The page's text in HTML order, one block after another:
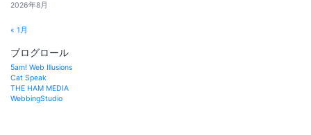
2026年8月
« 1月
ブログロール
5am! Web Illusions
Cat Speak
THE HAM MEDIA
WebbingStudio